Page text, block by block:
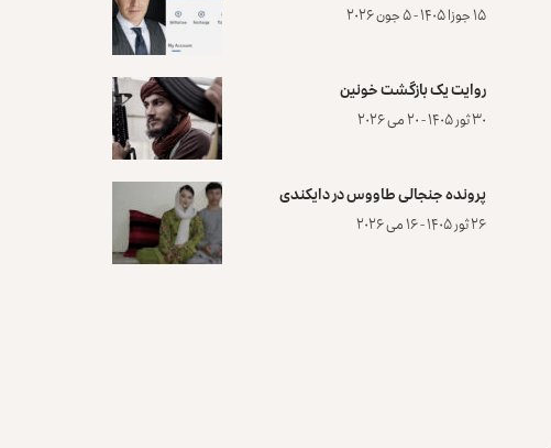
۱۵ جوزا ۱۴۰۵ - ۵ جون ۲۰۲۶
روایت یک بازگشت خونین
۳۰ ثور ۱۴۰۵ - ۲۰ می ۲۰۲۶
پرونده‌ جنجالی طاووس در دایکندی
۲۶ ثور ۱۴۰۵ - ۱۶ می ۲۰۲۶